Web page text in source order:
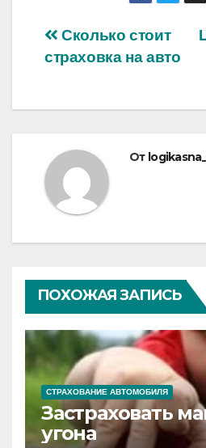
Навигация
по
записям
Сколько стоит
страховка на авто
От
ПОХОЖАЯ ЗАПИСЬ
СТРАХОВАНИЕ АВТОМОБИЛЯ
Застраховать
угона